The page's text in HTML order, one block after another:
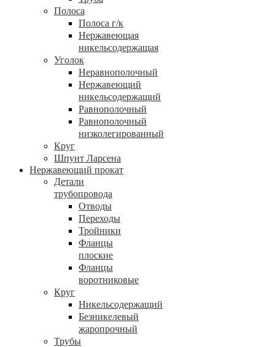
Полоса
Полоса г/к
Нержавеющая
никельсодержащая
Уголок
Неравнополочный
Нержавеющий
никельсодержащий
Равнополочный
Равнополочный
низколегированный
Круг
Шпунт Ларсена
Нержавеющий прокат
Детали
трубопровода
Отводы
Переходы
Тройники
Фланцы
плоские
Фланцы
воротниковые
Круг
Никельсодержащий
Безникелевый
жаропрочный
Трубы